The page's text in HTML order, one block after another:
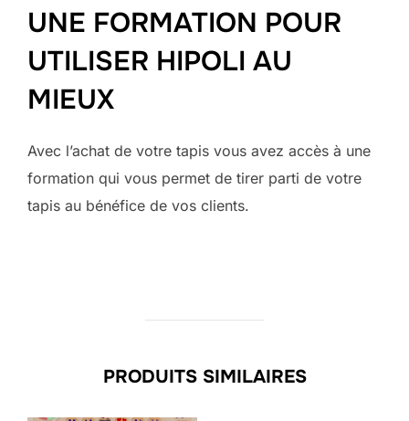
UNE FORMATION POUR
UTILISER HIPOLI AU
MIEUX
Avec l’achat de votre tapis vous avez accès à une
formation qui vous permet de tirer parti de votre
tapis au bénéfice de vos clients.
PRODUITS SIMILAIRES